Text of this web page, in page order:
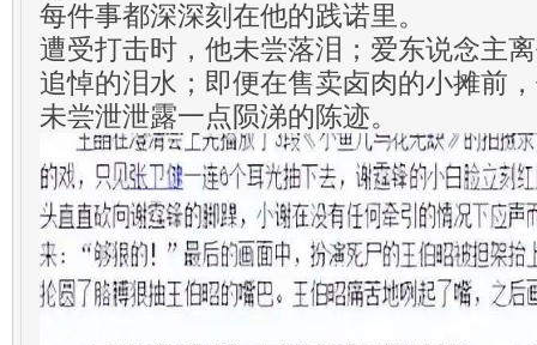
每件事都深深刻在他的践诺里。
遭受打击时，他未尝落泪；爱东说念主
追悼的泪水；即便在售卖卤肉的小摊前
未尝泄泄露一点陨涕的陈迹。